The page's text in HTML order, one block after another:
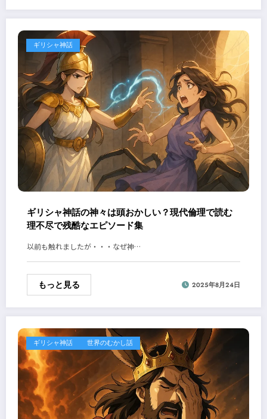
ギリシャ神話
ギリシャ神話の神々は頭おかしい？現代倫理で読む
理不尽で残酷なエピソード集
以前も触れましたが・・・なぜ神…
もっと見る 2025年8月24日
ギリシャ神話 世界のむかし話